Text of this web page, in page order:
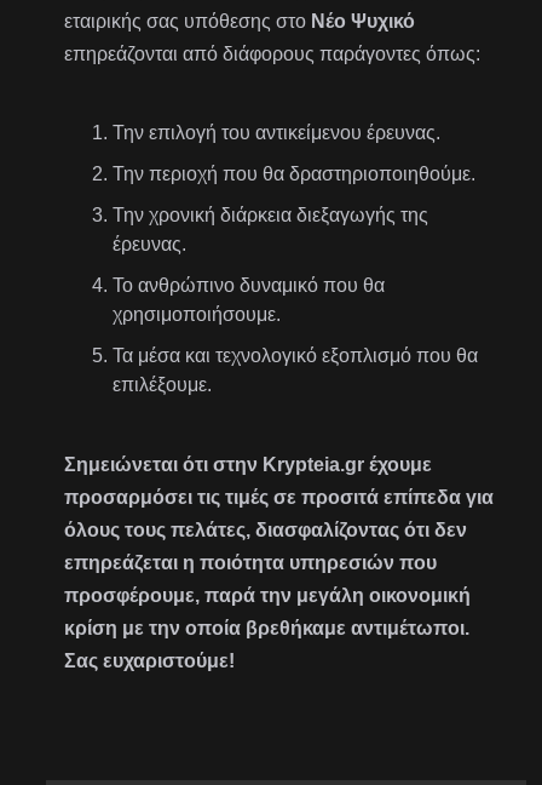
εταιρικής σας υπόθεσης στο Νέο Ψυχικό
επηρεάζονται από διάφορους παράγοντες όπως:
Την επιλογή του αντικείμενου έρευνας.
Την περιοχή που θα δραστηριοποιηθούμε.
Την χρονική διάρκεια διεξαγωγής της
έρευνας.
Το ανθρώπινο δυναμικό που θα
χρησιμοποιήσουμε.
Τα μέσα και τεχνολογικό εξοπλισμό που θα
επιλέξουμε.
Σημειώνεται ότι στην Krypteia.gr έχουμε
προσαρμόσει τις τιμές σε προσιτά επίπεδα για
όλους τους πελάτες, διασφαλίζοντας ότι δεν
επηρεάζεται η ποιότητα υπηρεσιών που
προσφέρουμε, παρά την μεγάλη οικονομική
κρίση με την οποία βρεθήκαμε αντιμέτωποι.
Σας ευχαριστούμε!